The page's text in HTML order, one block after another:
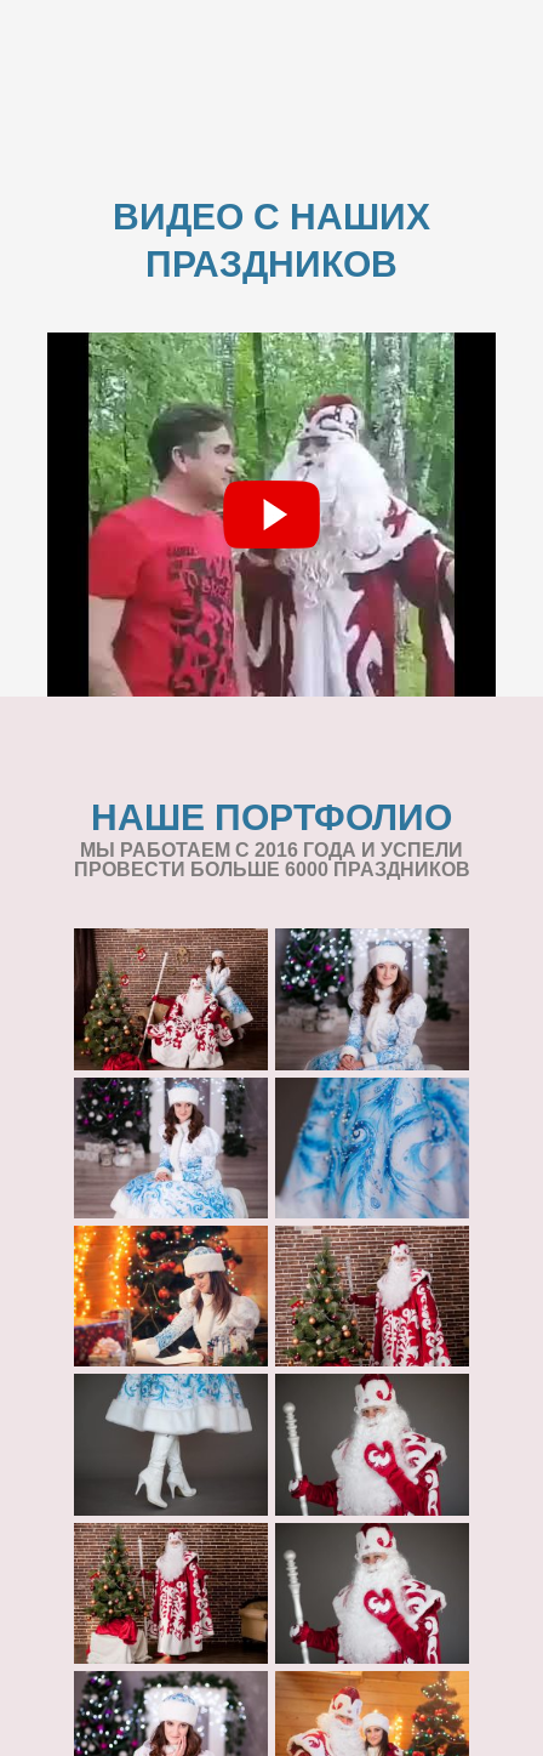
ВИДЕО С НАШИХ
ПРАЗДНИКОВ
НАШЕ ПОРТФОЛИО
МЫ РАБОТАЕМ С 2016 ГОДА И УСПЕЛИ
ПРОВЕСТИ БОЛЬШЕ 6000 ПРАЗДНИКОВ